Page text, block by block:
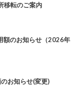
移転のご案内
額のお知らせ（2026年
お知らせ(変更)